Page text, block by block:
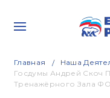
Главная Наша
Госдумы Андрей Скоч
Тренажёрного Зала